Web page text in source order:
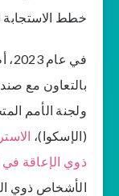
خطط الاستجابة
في
ولجنة الأمم
(الإسكوا)،
ذوي الإعاقة في لبنان
الأشخاص ذوي